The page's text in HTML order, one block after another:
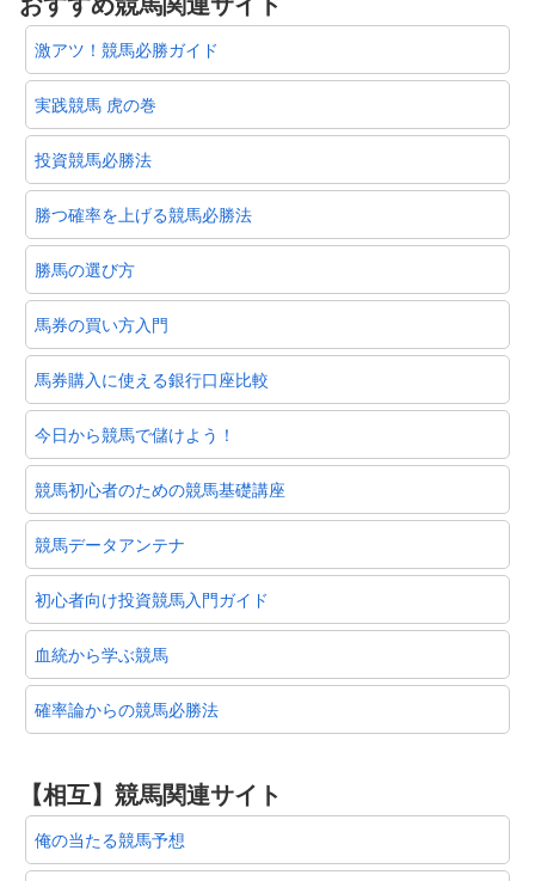
激アツ！競馬必勝ガイド
実践競馬 虎の巻
投資競馬必勝法
勝つ確率を上げる競馬必勝法
勝馬の選び方
馬券の買い方入門
馬券購入に使える銀行口座比較
今日から競馬で儲けよう！
競馬初心者のための競馬基礎講座
競馬データアンテナ
初心者向け投資競馬入門ガイド
血統から学ぶ競馬
確率論からの競馬必勝法
【相互】競馬関連サイト
俺の当たる競馬予想